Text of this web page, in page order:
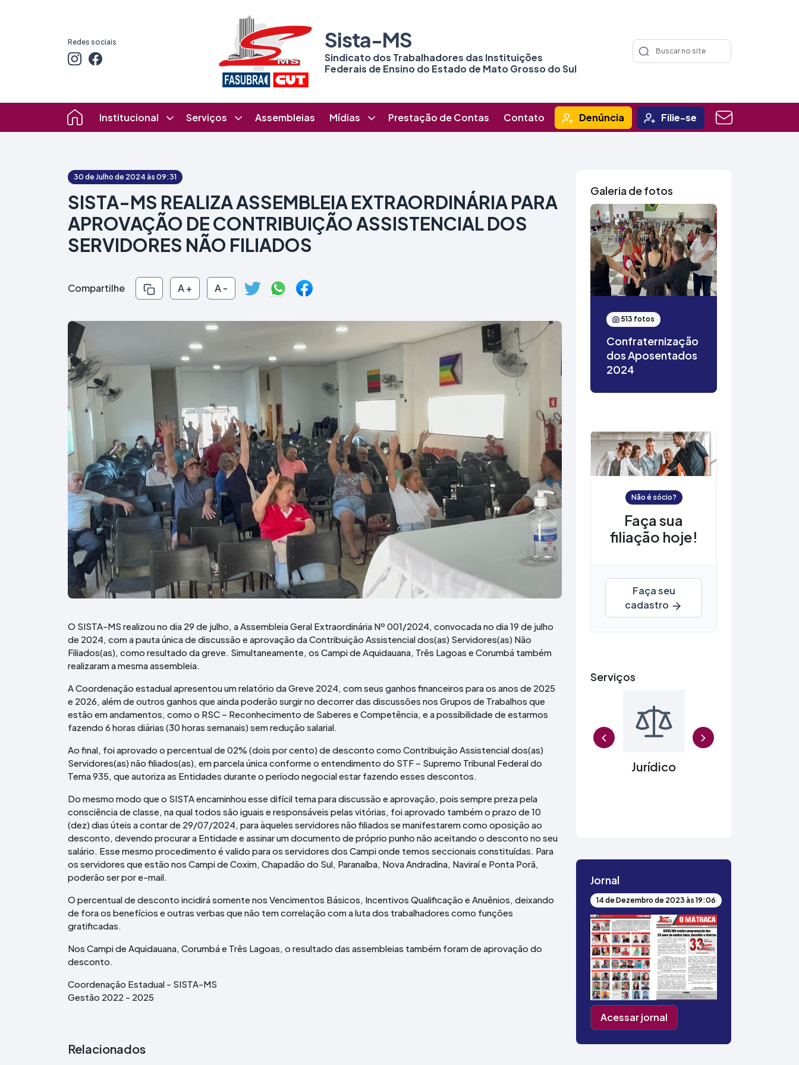
Redes sociais Sista-MS
Sindicato dos Trabalhadores das Instituições
Federais de Ensino do Estado de Mato Grosso do Sul
Institucional Serviços Assembleias Mídias Prestação de Contas Contato Denúncia Filie-se
30 de Julho de 2024 às 09:31
SISTA-MS REALIZA ASSEMBLEIA EXTRAORDINÁRIA PARA
APROVAÇÃO DE CONTRIBUIÇÃO ASSISTENCIAL DOS
SERVIDORES NÃO FILIADOS
Compartilhe A + A -
O SISTA-MS realizou no dia 29 de julho, a Assembleia Geral Extraordinária Nº 001/2024, convocada no dia 19 de julho
de 2024, com a pauta única de discussão e aprovação da Contribuição Assistencial dos(as) Servidores(as) Não
Filiados(as), como resultado da greve. Simultaneamente, os Campi de Aquidauana, Três Lagoas e Corumbá também
realizaram a mesma assembleia.
A Coordenação estadual apresentou um relatório da Greve 2024, com seus ganhos financeiros para os anos de 2025
e 2026, além de outros ganhos que ainda poderão surgir no decorrer das discussões nos Grupos de Trabalhos que
estão em andamentos, como o RSC – Reconhecimento de Saberes e Competência, e a possibilidade de estarmos
fazendo 6 horas diárias (30 horas semanais) sem redução salarial.
Ao final, foi aprovado o percentual de 02% (dois por cento) de desconto como Contribuição Assistencial dos(as)
Servidores(as) não filiados(as), em parcela única conforme o entendimento do STF – Supremo Tribunal Federal do
Tema 935, que autoriza as Entidades durante o período negocial estar fazendo esses descontos.
Do mesmo modo que o SISTA encaminhou esse difícil tema para discussão e aprovação, pois sempre preza pela
consciência de classe, na qual todos são iguais e responsáveis pelas vitórias, foi aprovado também o prazo de 10
(dez) dias úteis a contar de 29/07/2024, para àqueles servidores não filiados se manifestarem como oposição ao
desconto, devendo procurar a Entidade e assinar um documento de próprio punho não aceitando o desconto no seu
salário. Esse mesmo procedimento é valido para os servidores dos Campi onde temos seccionais constituídas. Para
os servidores que estão nos Campi de Coxim, Chapadão do Sul, Paranaíba, Nova Andradina, Naviraí e Ponta Porã,
poderão ser por e-mail.
O percentual de desconto incidirá somente nos Vencimentos Básicos, Incentivos Qualificação e Anuênios, deixando
de fora os benefícios e outras verbas que não tem correlação com a luta dos trabalhadores como funções
gratificadas.
Nos Campi de Aquidauana, Corumbá e Três Lagoas, o resultado das assembleias também foram de aprovação do
desconto.
Coordenação Estadual - SISTA-MS
Gestão 2022 - 2025
Relacionados
Galeria de fotos
513 fotos
Confraternização
dos Aposentados
2024
Não é sócio?
Faça sua
filiação hoje!
Faça seu
cadastro
Serviços
Convênios Jurídico
Jornal
14 de Dezembro de 2023 às 19:06
Acessar jornal